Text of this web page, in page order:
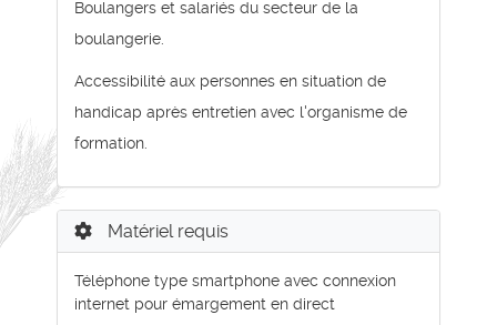
Boulangers et salariés du secteur de la
boulangerie.
Accessibilité aux personnes en situation de
handicap après entretien avec l'organisme de
formation.
Matériel requis
Téléphone type smartphone avec connexion
internet pour émargement en direct